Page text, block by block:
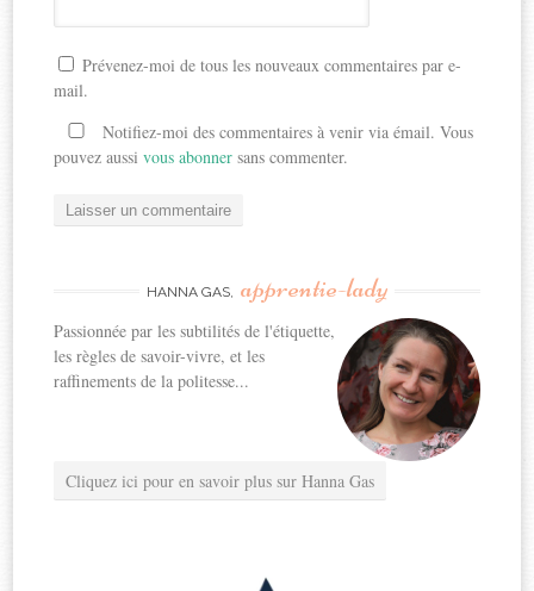
Prévenez-moi de tous les nouveaux commentaires par e-
mail.
Notifiez-moi des commentaires à venir via émail. Vous
pouvez aussivous abonner sans commenter.
HANNA GAS, apprentie-lady
Passionnée par les subtilités de l'étiquette,
les règles de savoir-vivre, et les
raffinements de la politesse...
Cliquez ici pour en savoir plus sur Hanna Gas